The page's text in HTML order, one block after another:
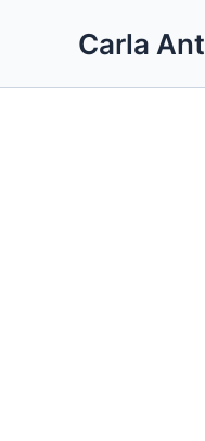
Carla